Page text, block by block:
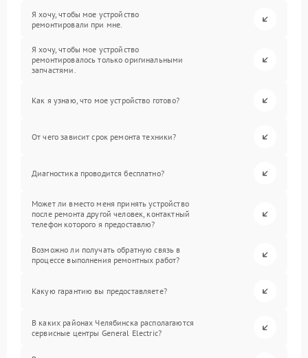
Я хочу, чтобы мое устройство
ремонтировали при мне.
Я хочу, чтобы мое устройство
ремонтировалось только оригинальными
запчастями.
Как я узнаю, что мое устройство готово?
От чего зависит срок ремонта техники?
Диагностика проводится бесплатно?
Может ли вместо меня принять устройство
после ремонта другой человек, контактный
телефон которого я предоставлю?
Возможно ли получать обратную связь в
процессе выполнения ремонтных работ?
Какую гарантию вы предоставляете?
В каких районах Челябинска располагаются
сервисные центры General Electric?